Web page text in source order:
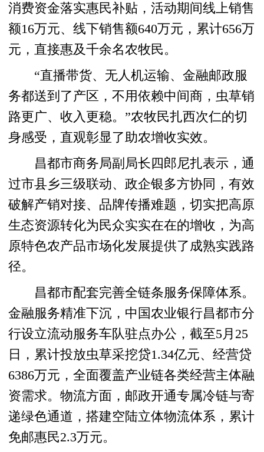
消费资金落实惠民补贴，活动期间线上销售
额16万元、线下销售额640万元，累计656万
元，直接惠及千余名农牧民。
“直播带货、无人机运输、金融邮政服
务都送到了产区，不用依赖中间商，虫草销
路更广、收入更稳。”农牧民扎西次仁的切
身感受，直观彰显了助农增收实效。
昌都市商务局副局长四郎尼扎表示，通
过市县乡三级联动、政企银多方协同，有效
破解产销对接、品牌传播难题，切实把高原
生态资源转化为民众实实在在的增收，为高
原特色农产品市场化发展提供了成熟实践路
径。
昌都市配套完善全链条服务保障体系。
金融服务精准下沉，中国农业银行昌都市分
行设立流动服务车队驻点办公，截至5月25
日，累计投放虫草采挖贷1.34亿元、经营贷
6386万元，全面覆盖产业链各类经营主体融
资需求。物流方面，邮政开通专属冷链与寄
递绿色通道，搭建空陆立体物流体系，累计
免邮惠民2.3万元。